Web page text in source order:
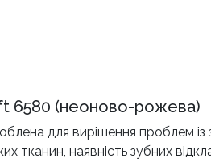
6580 (неоново-рожева)
для вирішення проблем із
тканин, наявність зубних